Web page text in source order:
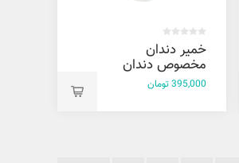
خمیر دندان
مخصوص دندان
های لمینیت و
395,000 تومان